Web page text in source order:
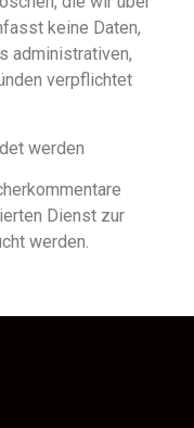
keine Daten,
administrativen,
verpflichtet
werden
Dienst zur
werden.